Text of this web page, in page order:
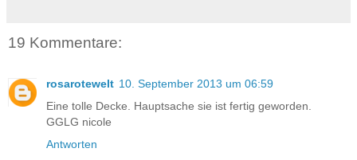
19 Kommentare:
rosarotewelt 10. September 2013 um 06:59
Eine tolle Decke. Hauptsache sie ist fertig geworden.
GGLG nicole
Antworten